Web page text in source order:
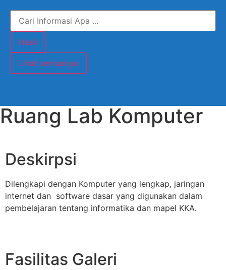
Hasil
Lihat semuanya
Ruang Lab Komputer
Deskirpsi
Dilengkapi dengan Komputer yang lengkap, jaringan
internet dan software dasar yang digunakan dalam
pembelajaran tentang informatika dan mapel KKA.
Fasilitas Galeri